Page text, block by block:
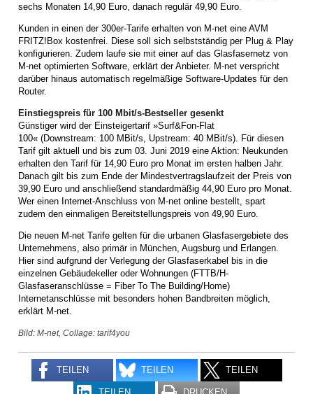
sechs Monaten 14,90 Euro, danach regulär 49,90 Euro.
Kunden in einen der 300er-Tarife erhalten von M-net eine AVM
FRITZ!Box kostenfrei. Diese soll sich selbstständig per Plug & Play
konfigurieren. Zudem laufe sie mit einer auf das Glasfasernetz von
M-net optimierten Software, erklärt der Anbieter. M-net verspricht
darüber hinaus automatisch regelmäßige Software-Updates für den
Router.
Einstiegspreis für 100 Mbit/s-Bestseller gesenkt
Günstiger wird der Einsteigertarif »Surf&Fon-Flat
100« (Downstream: 100 MBit/s, Upstream: 40 MBit/s). Für diesen
Tarif gilt aktuell und bis zum 03. Juni 2019 eine Aktion: Neukunden
erhalten den Tarif für 14,90 Euro pro Monat im ersten halben Jahr.
Danach gilt bis zum Ende der Mindestvertragslaufzeit der Preis von
39,90 Euro und anschließend standardmäßig 44,90 Euro pro Monat.
Wer einen Internet-Anschluss von M-net online bestellt, spart
zudem den einmaligen Bereitstellungspreis von 49,90 Euro.
Die neuen M-net Tarife gelten für die urbanen Glasfasergebiete des
Unternehmens, also primär in München, Augsburg und Erlangen.
Hier sind aufgrund der Verlegung der Glasfaserkabel bis in die
einzelnen Gebäudekeller oder Wohnungen (FTTB/H-
Glasfaseranschlüsse = Fiber To The Building/Home)
Internetanschlüsse mit besonders hohen Bandbreiten möglich,
erklärt M-net.
Bild: M-net, Collage: tarif4you
TEILEN TEILEN TEILEN